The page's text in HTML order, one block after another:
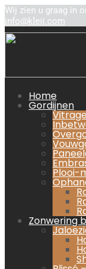
Wij zien u graag in
info@kleij.com
Home
Gordijnen
Plooi-
Zonwering